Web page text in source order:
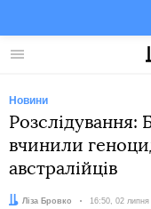
Меню
Новини
Розслідування:
вчинили
австралійців
Автор:
Ліза Бровко Дата:
16:50, 02 липня